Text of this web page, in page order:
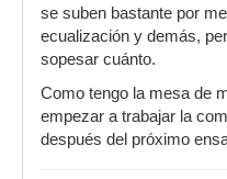
se suben bastante por
ecualización y demás,
sopesar cuánto.
Como tengo la mesa de
empezar a trabajar la
después del próximo